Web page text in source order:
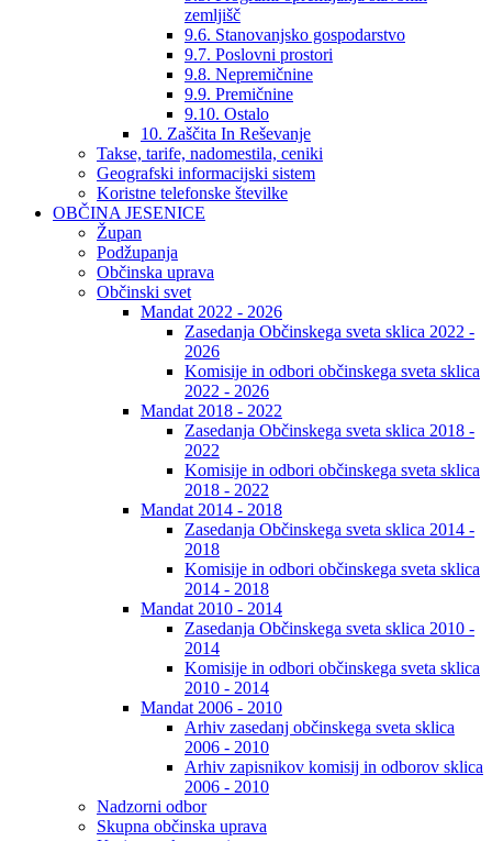
zemljišč
9.6. Stanovanjsko gospodarstvo
9.7. Poslovni prostori
9.8. Nepremičnine
9.9. Premičnine
9.10. Ostalo
10. Zaščita In Reševanje
Takse, tarife, nadomestila, ceniki
Geografski informacijski sistem
Koristne telefonske številke
OBČINA JESENICE
Župan
Podžupanja
Občinska uprava
Občinski svet
Mandat 2022 - 2026
Zasedanja Občinskega sveta sklica 2022 -
2026
Komisije in odbori občinskega sveta sklica
2022 - 2026
Mandat 2018 - 2022
Zasedanja Občinskega sveta sklica 2018 -
2022
Komisije in odbori občinskega sveta sklica
2018 - 2022
Mandat 2014 - 2018
Zasedanja Občinskega sveta sklica 2014 -
2018
Komisije in odbori občinskega sveta sklica
2014 - 2018
Mandat 2010 - 2014
Zasedanja Občinskega sveta sklica 2010 -
2014
Komisije in odbori občinskega sveta sklica
2010 - 2014
Mandat 2006 - 2010
Arhiv zasedanj občinskega sveta sklica
2006 - 2010
Arhiv zapisnikov komisij in odborov sklica
2006 - 2010
Nadzorni odbor
Skupna občinska uprava